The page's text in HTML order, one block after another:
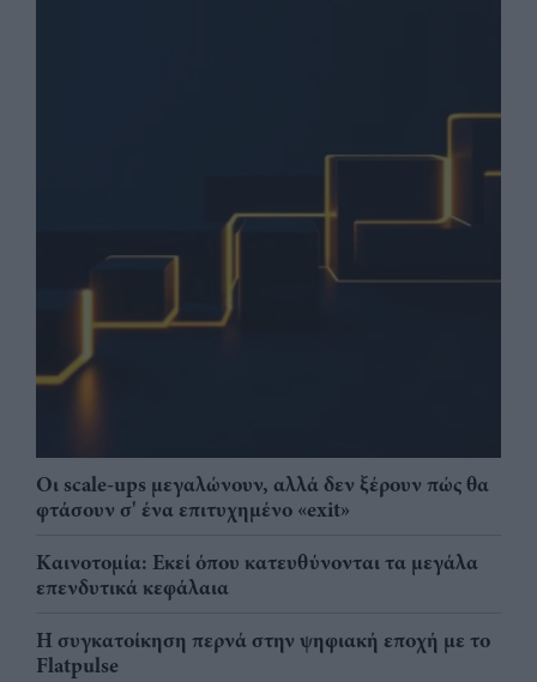
Οι scale-ups μεγαλώνουν, αλλά δεν ξέρουν πώς θα
φτάσουν σ' ένα επιτυχημένο «exit»
Καινοτομία: Εκεί όπου κατευθύνονται τα μεγάλα
επενδυτικά κεφάλαια
Η συγκατοίκηση περνά στην ψηφιακή εποχή με το
Flatpulse